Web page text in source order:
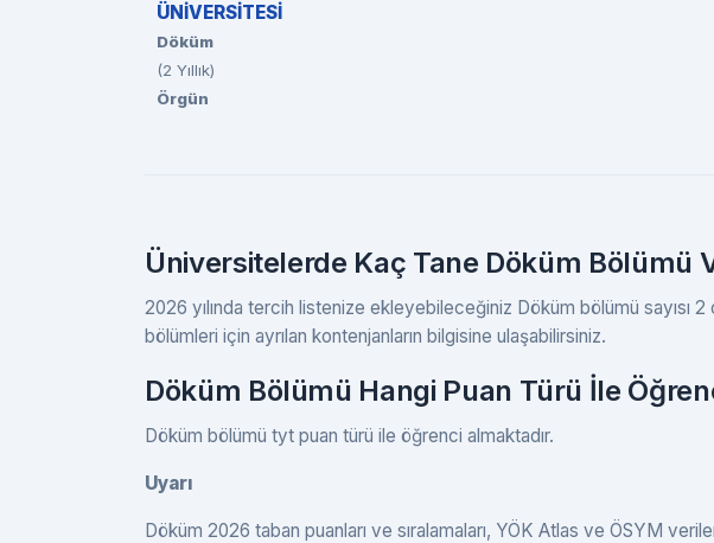
ÜNİVERSİTESİ
Döküm
(2 Yıllık)
Örgün
Üniversitelerde Kaç Tane Döküm Bölümü
2026 yılında tercih listenize ekleyebileceğiniz Döküm bölümü sayısı
bölümleri için ayrılan kontenjanların bilgisine ulaşabilirsiniz.
Döküm Bölümü Hangi Puan Türü İle
Döküm bölümü tyt puan türü ile öğrenci almaktadır.
Uyarı
Döküm 2026 taban puanları ve sıralamaları, YÖK Atlas ve ÖSYM